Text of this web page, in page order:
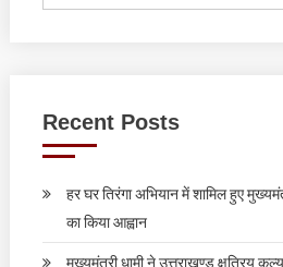
Recent Posts
हर घर तिरंगा अभियान में शामिल हुए
का किया आह्वान
मुख्यमंत्री धामी ने उत्तराखण्ड क्षत्रिय